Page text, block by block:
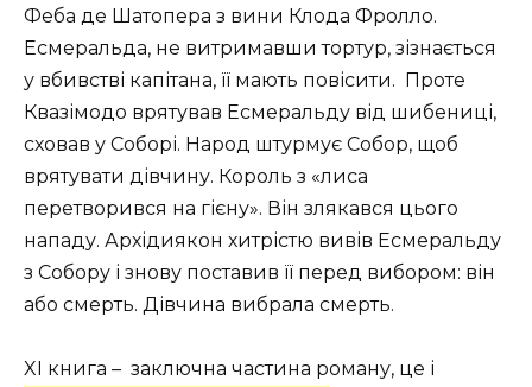
Феба де Шатопера з вини Клода Фролло.
Есмеральда, не витримавши тортур, зізнається
у вбивстві капітана, її мають повісити. Проте
Квазімодо врятував Есмеральду від шибениці,
сховав у Соборі. Народ штурмує Собор, щоб
врятувати дівчину. Король з «лиса
перетворився на гієну». Він злякався цього
нападу. Архідиякон хитрістю вивів Есмеральду
з Собору і знову поставив її перед вибором: він
або смерть. Дівчина вибрала смерть.
XI книга – заключна частина роману, це і